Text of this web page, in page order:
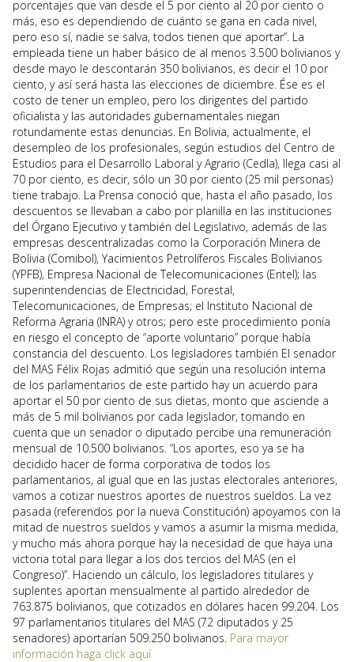
porcentajes que van desde el 5 por ciento al 20 por ciento o
más, eso es dependiendo de cuánto se gana en cada nivel,
pero eso sí, nadie se salva, todos tienen que aportar”. La
empleada tiene un haber básico de al menos 3.500 bolivianos y
desde mayo le descontarán 350 bolivianos, es decir el 10 por
ciento, y así será hasta las elecciones de diciembre. Ése es el
costo de tener un empleo, pero los dirigentes del partido
oficialista y las autoridades gubernamentales niegan
rotundamente estas denuncias. En Bolivia, actualmente, el
desempleo de los profesionales, según estudios del Centro de
Estudios para el Desarrollo Laboral y Agrario (Cedla), llega casi al
70 por ciento, es decir, sólo un 30 por ciento (25 mil personas)
tiene trabajo. La Prensa conoció que, hasta el año pasado, los
descuentos se llevaban a cabo por planilla en las instituciones
del Órgano Ejecutivo y también del Legislativo, además de las
empresas descentralizadas como la Corporación Minera de
Bolivia (Comibol), Yacimientos Petrolíferos Fiscales Bolivianos
(YPFB), Empresa Nacional de Telecomunicaciones (Entel); las
superintendencias de Electricidad, Forestal,
Telecomunicaciones, de Empresas; el Instituto Nacional de
Reforma Agraria (INRA) y otros; pero este procedimiento ponía
en riesgo el concepto de “aporte voluntario” porque había
constancia del descuento. Los legisladores también El senador
del MAS Félix Rojas admitió que según una resolución interna
de los parlamentarios de este partido hay un acuerdo para
aportar el 50 por ciento de sus dietas, monto que asciende a
más de 5 mil bolivianos por cada legislador, tomando en
cuenta que un senador o diputado percibe una remuneración
mensual de 10.500 bolivianos. “Los aportes, eso ya se ha
decidido hacer de forma corporativa de todos los
parlamentarios, al igual que en las justas electorales anteriores,
vamos a cotizar nuestros aportes de nuestros sueldos. La vez
pasada (referendos por la nueva Constitución) apoyamos con la
mitad de nuestros sueldos y vamos a asumir la misma medida,
y mucho más ahora porque hay la necesidad de que haya una
victoria total para llegar a los dos tercios del MAS (en el
Congreso)”. Haciendo un cálculo, los legisladores titulares y
suplentes aportan mensualmente al partido alrededor de
763.875 bolivianos, que cotizados en dólares hacen 99.204. Los
97 parlamentarios titulares del MAS (72 diputados y 25
senadores) aportarían 509.250 bolivianos. Para mayor
información haga click aquí